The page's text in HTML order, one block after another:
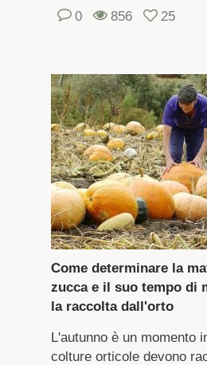
0 856 25
Come determinare la
zucca e il suo tempo di
la raccolta dall'orto
L'autunno è un momento
colture orticole devono